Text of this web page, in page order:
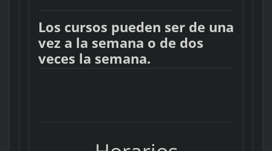
Los cursos pueden ser de una
vez a la semana o de dos
veces la semana.